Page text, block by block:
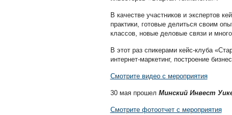
В качестве участников и экспертов
практики, готовые делиться своим
классов, новые деловые связи и
В этот раз спикерами кейс-клуба
интернет-маркетинг, построение
Смотрите видео с мероприятия
30 мая прошел Минский Инвест
Смотрите фотоотчет с мероприятия